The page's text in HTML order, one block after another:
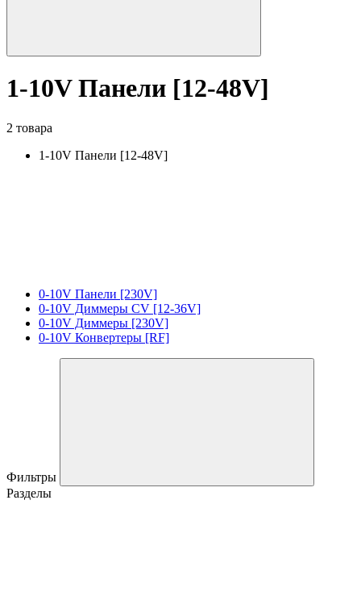
1-10V Панели [12-48V]
2 товара
1-10V Панели [12-48V]
0-10V Панели [230V]
0-10V Диммеры CV [12-36V]
0-10V Диммеры [230V]
0-10V Конвертеры [RF]
Фильтры
Разделы